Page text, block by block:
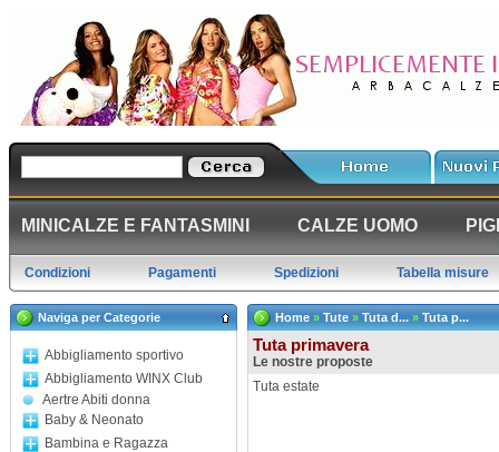
MINICALZE E FANTASMINI CALZE UOMO
Condizioni Pagamenti Spedizioni Tabella misure
Naviga per Categorie
Abbigliamento sportivo
Abbigliamento WINX Club
Aertre Abiti donna
Baby & Neonato
Bambina e Ragazza
Home » Tute » Tuta d... » Tuta p...
Tuta primavera
Le nostre proposte
Tuta estate